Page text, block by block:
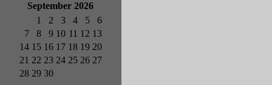
September 2026
1
2 3 4 5
6
7
8 9 10 11 12 13
14 15 16 17 18 19 20
21 22 23 24 25 26 27
28 29 30